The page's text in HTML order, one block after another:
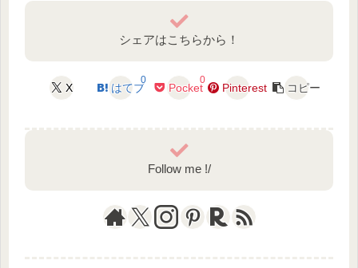
シェアはこちらから！
X はてブ
0
Pocket
0
Pinterest コピー
Follow me !/